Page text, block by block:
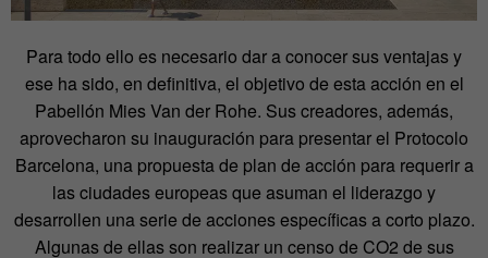
Para todo ello es necesario dar a conocer sus ventajas y
ese ha sido, en definitiva, el objetivo de esta acción en el
Pabellón Mies Van der Rohe. Sus creadores, además,
aprovecharon su inauguración para presentar el Protocolo
Barcelona, una propuesta de plan de acción para requerir a
las ciudades europeas que asuman el liderazgo y
desarrollen una serie de acciones específicas a corto plazo.
Algunas de ellas son realizar un censo de CO2 de sus